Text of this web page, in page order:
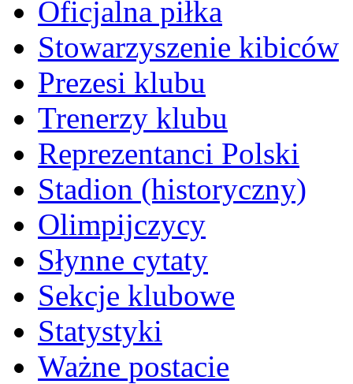
Oficjalna piłka
Stowarzyszenie kibiców
Prezesi klubu
Trenerzy klubu
Reprezentanci Polski
Stadion (historyczny)
Olimpijczycy
Słynne cytaty
Sekcje klubowe
Statystyki
Ważne postacie